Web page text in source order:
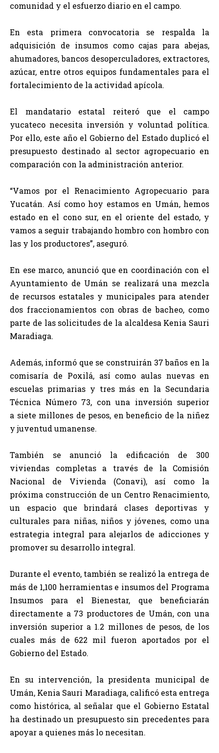
comunidad y el esfuerzo diario en el campo.
En esta primera convocatoria se respalda la
adquisición de insumos como cajas para abejas,
ahumadores, bancos desoperculadores, extractores,
azúcar, entre otros equipos fundamentales para el
fortalecimiento de la actividad apícola.
El mandatario estatal reiteró que el campo
yucateco necesita inversión y voluntad política.
Por ello, este año el Gobierno del Estado duplicó el
presupuesto destinado al sector agropecuario en
comparación con la administración anterior.
“Vamos por el Renacimiento Agropecuario para
Yucatán. Así como hoy estamos en Umán, hemos
estado en el cono sur, en el oriente del estado, y
vamos a seguir trabajando hombro con hombro con
las y los productores”, aseguró.
En ese marco, anunció que en coordinación con el
Ayuntamiento de Umán se realizará una mezcla
de recursos estatales y municipales para atender
dos fraccionamientos con obras de bacheo, como
parte de las solicitudes de la alcaldesa Kenia Sauri
Maradiaga.
Además, informó que se construirán 37 baños en la
comisaría de Poxilá, así como aulas nuevas en
escuelas primarias y tres más en la Secundaria
Técnica Número 73, con una inversión superior
a siete millones de pesos, en beneficio de la niñez
y juventud umanense.
También se anunció la edificación de 300
viviendas completas a través de la Comisión
Nacional de Vivienda (Conavi), así como la
próxima construcción de un Centro Renacimiento,
un espacio que brindará clases deportivas y
culturales para niñas, niños y jóvenes, como una
estrategia integral para alejarlos de adicciones y
promover su desarrollo integral.
Durante el evento, también se realizó la entrega de
más de 1,100 herramientas e insumos del Programa
Insumos para el Bienestar, que beneficiarán
directamente a 73 productores de Umán, con una
inversión superior a 1.2 millones de pesos, de los
cuales más de 622 mil fueron aportados por el
Gobierno del Estado.
En su intervención, la presidenta municipal de
Umán, Kenia Sauri Maradiaga, calificó esta entrega
como histórica, al señalar que el Gobierno Estatal
ha destinado un presupuesto sin precedentes para
apoyar a quienes más lo necesitan.